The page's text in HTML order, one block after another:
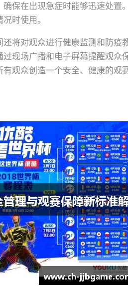
保在出现急症时能够迅速处置
时使用。
将对观众进行健康监测和防疫
现场广播和电子屏幕提醒观众
观众创造一个安全、健康的观